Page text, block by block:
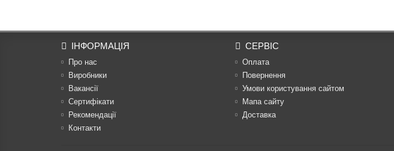
ІНФОРМАЦІЯ
Про нас
Виробники
Вакансії
Сертифікати
Рекомендації
Контакти
СЕРВІС
Оплата
Повернення
Умови користування сайтом
Мапа сайту
Доставка